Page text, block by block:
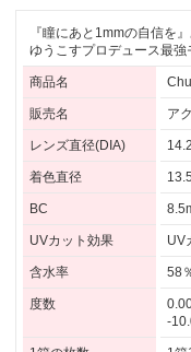
『瞳にあと1mmの自信を
ゆうこすプロデュース最強
商品名
販売名 ア
レンズ直径(DIA)
着色直径
BC
UVカット効果 UV
含水率 58
度数
-